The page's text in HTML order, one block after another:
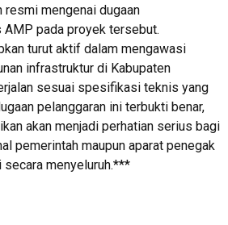
resmi mengenai dugaan
pada proyek tersebut.
turut aktif dalam mengawasi
infrastruktur di Kabupaten
sesuai spesifikasi teknis yang
pelanggaran ini terbukti benar,
akan menjadi perhatian serius bagi
pemerintah maupun aparat penegak
secara menyeluruh.***